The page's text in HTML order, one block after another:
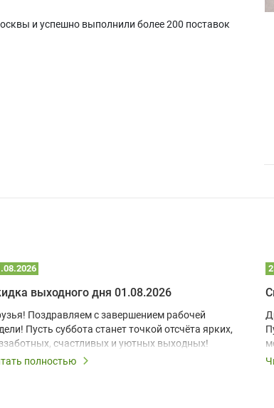
и успешно выполнили более 200 поставок
выходного дня 01.08.2026
Поздравляем с завершением рабочей
Пусть суббота станет точкой отсчёта ярких,
счастливых и уютных выходных!
полностью